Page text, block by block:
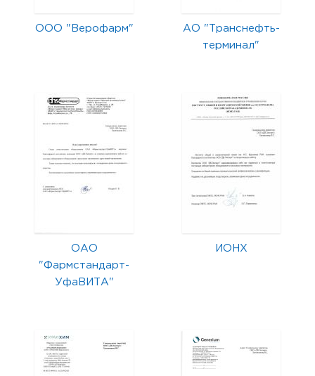
ООО "Верофарм"
АО "Транснефть-
терминал"
ОАО
"Фармстандарт-
УфаВИТА"
ИОНХ